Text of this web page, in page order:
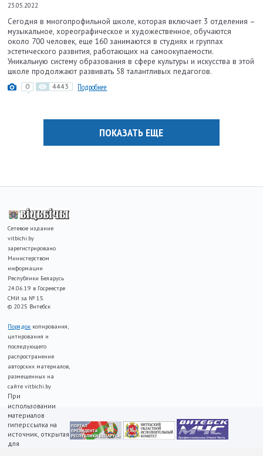
23.05.2022
Сегодня в многопрофильной школе, которая включает 3 отделения –
музыкальное, хореографическое и художественное, обучаются
около 700 человек, еще 160 занимаются в студиях и группах
эстетического развития, работающих на самоокупаемости.
Уникальную систему образования в сфере культуры и искусства в этой
школе продолжают развивать 58 талантливых педагогов.
0 4443 Подробнее
ПОКАЗАТЬ ЕЩЕ
Сетевое издание
vitbichi.by
зарегистрировано
Министерством
информации
Республики Беларусь
24.06.19 в Госреестре
СМИ за № 15.
© 2025 Витебск
Порядок копирования,
цитирования и
последующего
распространение
авторских материалов,
размещенных на
сайте vitbichi.by
При
использовании
материалов
гиперссылка на
источник, открытая
для